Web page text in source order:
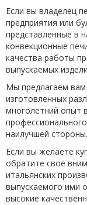
Если вы владелец
предприятия или
представленные в
конвекционные
качества работы
выпускаемых
Мы предлагаем вам
изготовленных
многолетний опыт
наилучшей стороны.
Если вы желаете
обратите своё
итальянских
выпускаемого ими
высокие